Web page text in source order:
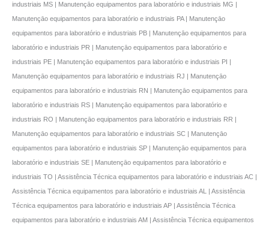
industriais MS | Manutençāo equipamentos para laboratório e industriais MG |
Manutençāo equipamentos para laboratório e industriais PA | Manutençāo
equipamentos para laboratório e industriais PB | Manutençāo equipamentos para
laboratório e industriais PR | Manutençāo equipamentos para laboratório e
industriais PE | Manutençāo equipamentos para laboratório e industriais PI |
Manutençāo equipamentos para laboratório e industriais RJ | Manutençāo
equipamentos para laboratório e industriais RN | Manutençāo equipamentos para
laboratório e industriais RS | Manutençāo equipamentos para laboratório e
industriais RO | Manutençāo equipamentos para laboratório e industriais RR |
Manutençāo equipamentos para laboratório e industriais SC | Manutençāo
equipamentos para laboratório e industriais SP | Manutençāo equipamentos para
laboratório e industriais SE | Manutençāo equipamentos para laboratório e
industriais TO | Assistência Técnica equipamentos para laboratório e industriais AC |
Assistência Técnica equipamentos para laboratório e industriais AL | Assistência
Técnica equipamentos para laboratório e industriais AP | Assistência Técnica
equipamentos para laboratório e industriais AM | Assistência Técnica equipamentos